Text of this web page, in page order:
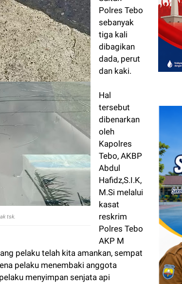
tsk.
Polres Tebo
sebanyak
tiga kali
dibagikan
dada, perut
dan kaki.
Hal
tersebut
dibenarkan
oleh
Kapolres
Tebo, AKBP
Abdul
Hafidz,S.I.K,
M.Si melalui
kasat
reskrim
Polres Tebo
AKP M
pelaku telah kita amankan, sempat
pelaku menembaki anggota
menyimpan senjata api